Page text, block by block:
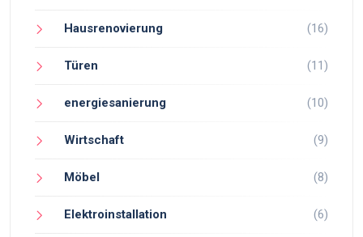
Hausrenovierung (16)
Türen (11)
energiesanierung (10)
Wirtschaft (9)
Möbel (8)
Elektroinstallation (6)